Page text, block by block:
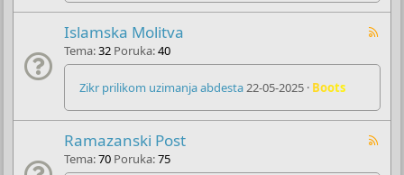
Islamska Molitva
Tema 32 Poruka 40
Zikr prilikom uzimanja abdesta22-05-2025 Boots
Ramazanski Post
Tema 70 Poruka 75